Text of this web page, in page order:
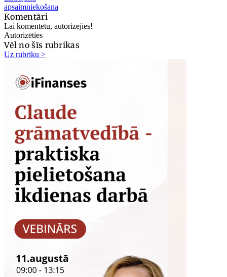
apsaimniekošana
Komentāri
Lai komentētu, autorizējies!
Autorizēties
Vēl no šīs rubrikas
Uz rubriku >